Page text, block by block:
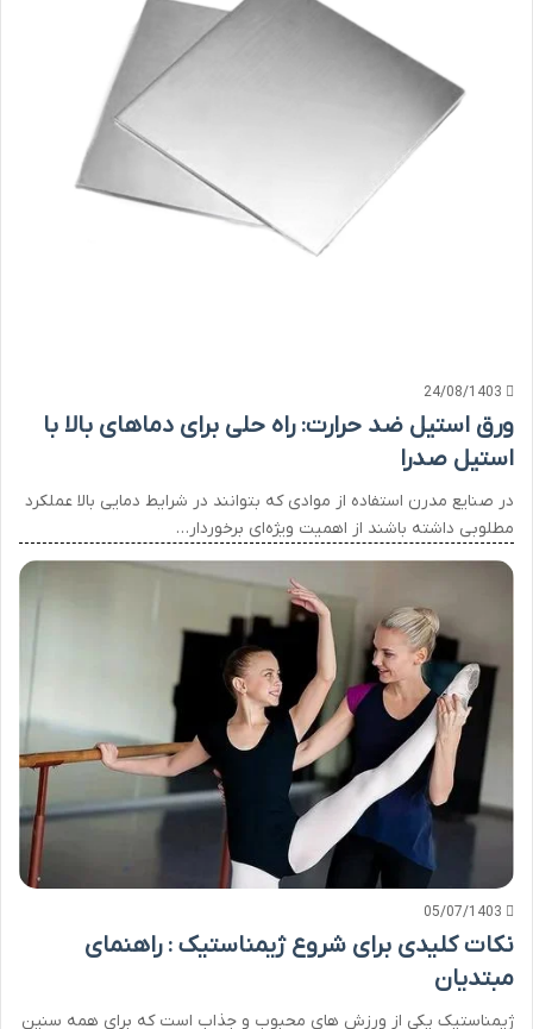
24/08/1403
ورق استیل ضد حرارت: راه حلی برای دماهای بالا با
استیل صدرا
در صنایع مدرن استفاده از موادی که بتوانند در شرایط دمایی بالا عملکرد
مطلوبی داشته باشند از اهمیت ویژه‌ای برخوردار…
05/07/1403
نکات کلیدی برای شروع ژیمناستیک : راهنمای
مبتدیان
ژیمناستیک یکی از ورزش های محبوب و جذاب است که برای همه سنین